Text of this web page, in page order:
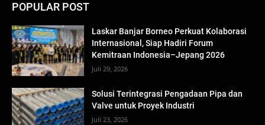
POPULAR POST
Laskar Banjar Borneo Perkuat Kolaborasi
Internasional, Siap Hadiri Forum
Kemitraan Indonesia–Jepang 2026
Juli 29, 2026
Solusi Terintegrasi Pengadaan Pipa dan
Valve untuk Proyek Industri
Juli 23, 2026